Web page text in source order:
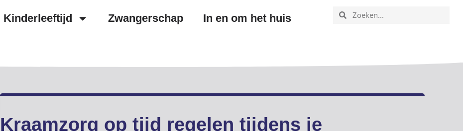
Kinderleeftijd Zwangerschap
In en om het huis
Kraamzorg op tijd regelen tijdens je